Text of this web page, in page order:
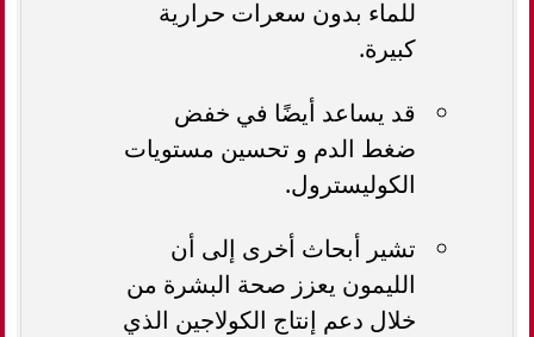
للماء بدون سعرات حرارية
كبيرة.
قد يساعد أيضًا في خفض
ضغط الدم و تحسين مستويات
الكوليسترول.
تشير أبحاث أخرى إلى أن
الليمون يعزز صحة البشرة من
خلال دعم إنتاج الكولاجين الذي